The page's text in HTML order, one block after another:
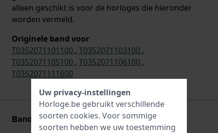
alleen geschikt is voor de horloges die hieronder
worden vermeld.
Originele band voor
T0352071101100 , T0352071103100 ,
T0352071105100 , T0352071106100 ,
T0352071111600
Band informatie
Uw privacy-instellingen
Horloge.be gebruikt verschillende
soorten cookies. Voor sommige
soorten hebben we uw toestemming